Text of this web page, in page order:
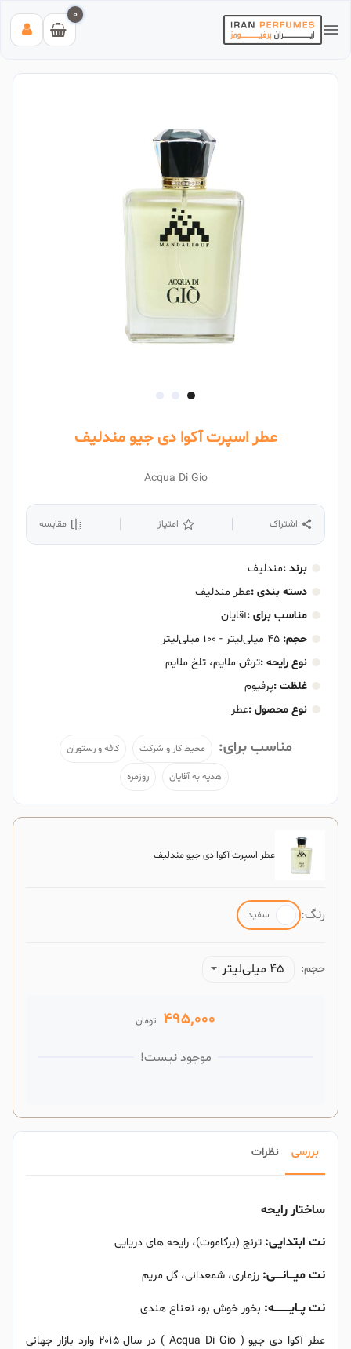
0
بیشترین جستجوی‌های اخیر:
#اینوکتوس پاکورابان
عطر اسپرت آکوا دی جیو مندلیف
Acqua Di Gio
اشتراک امتیاز مقایسه
برند :مندلیف
دسته بندی :عطر مندلیف
مناسب برای :آقایان
حجم:
نوع رایحه :ترش ملایم، تلخ ملایم
غلظت :پرفیوم
نوع محصول :عطر
مناسب برای: محیط کار و شرکت کافه و رستوران
هدیه به آقایان روزمره
عطر اسپرت آکوا دی جیو مندلیف
رنگ: سفید
حجم: 45 میلی‌لیتر
495,000 تومان
موجود نیست!
بررسی نظرات
ساختار رایحه
نت ابتدایی: ترنج (برگاموت)، رایحه های دریایی
نت میـــانــــی: رزماری، شمعدانی، گل مریم
نت پــایــــــــــه: بخور خوش بو، نعناع هندی
عطر آکوا دی جیو ( Acqua Di Gio ) در سال ۲۰۱۵ وارد بازار جهانی